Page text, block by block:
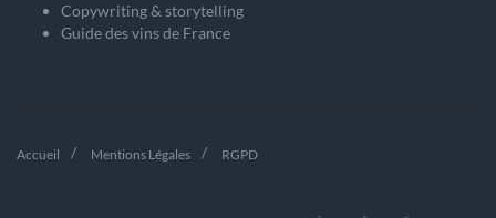
Copywriting & storytelling
Guide des vins de France
Accueil Mentions Légales RGPD